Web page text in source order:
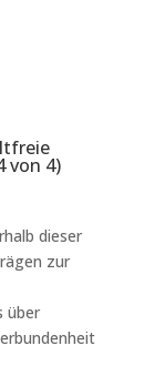
von 4)
dieser
zur
über